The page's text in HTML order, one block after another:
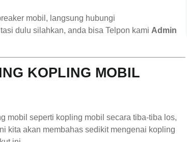
mobil, langsung hubungi
dulu silahkan, anda bisa Telpon kami Admin
KOPLING MOBIL
mobil seperti kopling mobil secara tiba-tiba los,
kita akan membahas sedikit mengenai kopling